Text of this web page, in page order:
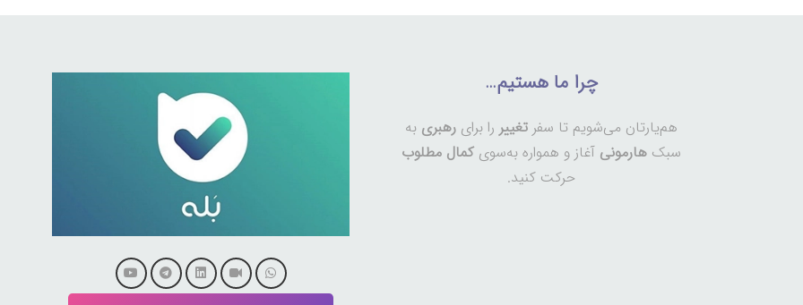
چرا ما هستیم…
هم‌یارتان می‌شویم تا سفر تغییر را برای رهبری به
سبک هارمونی آغاز و همواره به‌سوی کمال مطلوب
حرکت کنید.